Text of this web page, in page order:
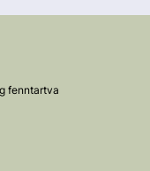
fenntartva